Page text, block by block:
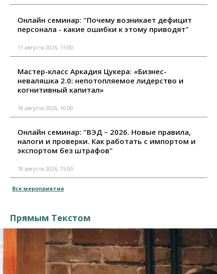
Онлайн семинар: "Почему возникает дефицит
персонала - какие ошибки к этому приводят"
11 августа 2026, 15:00
Мастер-класс Аркадия Цукера: «Бизнес-
неваляшка 2.0: непотопляемое лидерство и
когнитивный капитал»
18 августа 2026, 10:00
Онлайн семинар: "ВЭД – 2026. Новые правила,
налоги и проверки. Как работать с импортом и
экспортом без штрафов"
18 августа 2026, 15:00
Все мероприятия
Прямым Текстом